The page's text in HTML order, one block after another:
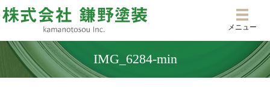
メニ
メニュー
IMG_6284-min